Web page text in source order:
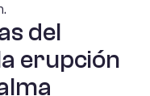
del
erupción